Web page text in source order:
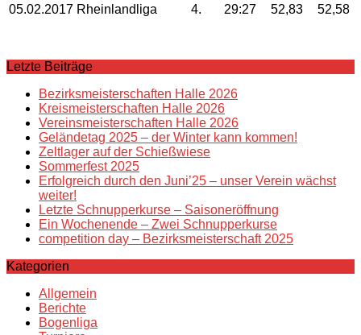
05.02.2017 Rheinlandliga 4. 29:27 52,83 52,58
Letzte Beiträge
Bezirksmeisterschaften Halle 2026
Kreismeisterschaften Halle 2026
Vereinsmeisterschaften Halle 2026
Geländetag 2025 – der Winter kann kommen!
Zeltlager auf der Schießwiese
Sommerfest 2025
Erfolgreich durch den Juni’25 – unser Verein wächst
weiter!
Letzte Schnupperkurse – Saisoneröffnung
Ein Wochenende – Zwei Schnupperkurse
competition day – Bezirksmeisterschaft 2025
Kategorien
Allgemein
Berichte
Bogenliga